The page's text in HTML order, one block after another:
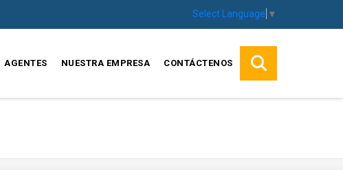
Select Language ▼
AGENTES NUESTRA EMPRESA CONTÁCTENOS